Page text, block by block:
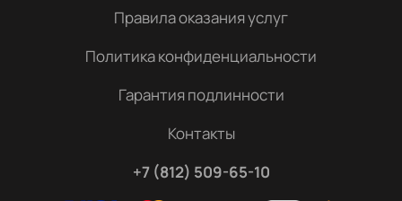
Правила оказания услуг
Политика конфиденциальности
Гарантия подлинности
Контакты
+7 (812) 509-65-10